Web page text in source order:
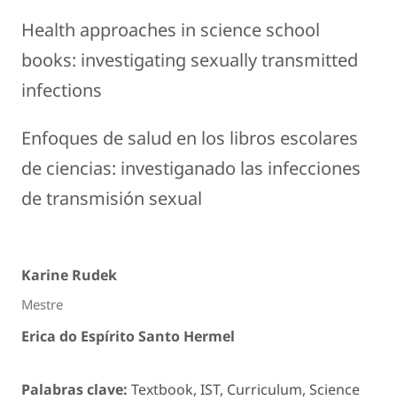
Health approaches in science school
books: investigating sexually transmitted
infections
Enfoques de salud en los libros escolares
de ciencias: investiganado las infecciones
de transmisión sexual
Karine Rudek
Mestre
Erica do Espírito Santo Hermel
Palabras clave: Textbook, IST, Curriculum, Science